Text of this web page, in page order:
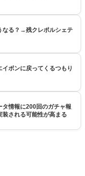
なる？→残クレポルシェテ
ボンに戻ってくるつもり
情報に200回のガチャ報
される可能性が高まる